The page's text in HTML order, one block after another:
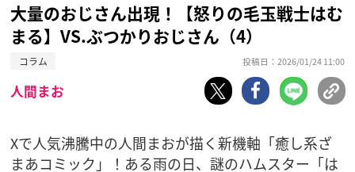
大量のおじさん出現！【怒りの毛玉戦士はむ
まる】VS.ぶつかりおじさん（4）
コラム 投稿日：2026/01/24 11:00
人間まお
Xで人気沸騰中の人間まおが描く新機軸「癒し系ざ
まあコミック」！ある雨の日、謎のハムスター「は